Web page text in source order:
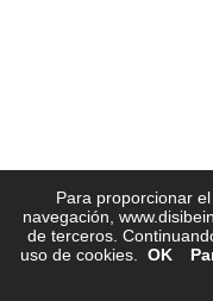
Para proporcionar
navegación,
de terceros.
uso de cookies.
OK